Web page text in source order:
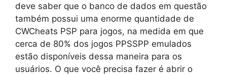
deve saber que o banco de dados em questão
também possui uma enorme quantidade de
CWCheats PSP para jogos, na medida em que
cerca de 80% dos jogos PPSSPP emulados
estão disponíveis dessa maneira para os
usuários. O que você precisa fazer é abrir o